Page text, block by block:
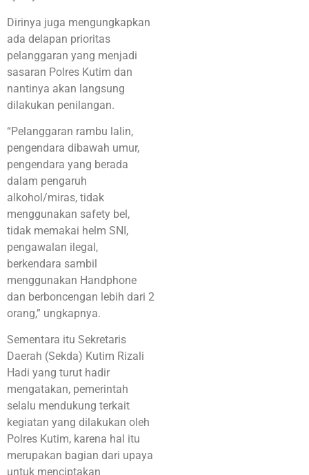
Dirinya juga mengungkapkan
ada delapan prioritas
pelanggaran yang menjadi
sasaran Polres Kutim dan
nantinya akan langsung
dilakukan penilangan.
“Pelanggaran rambu lalin,
pengendara dibawah umur,
pengendara yang berada
dalam pengaruh
alkohol/miras, tidak
menggunakan safety bel,
tidak memakai helm SNI,
pengawalan ilegal,
berkendara sambil
menggunakan Handphone
dan berboncengan lebih dari 2
orang,” ungkapnya.
Sementara itu Sekretaris
Daerah (Sekda) Kutim Rizali
Hadi yang turut hadir
mengatakan, pemerintah
selalu mendukung terkait
kegiatan yang dilakukan oleh
Polres Kutim, karena hal itu
merupakan bagian dari upaya
untuk menciptakan